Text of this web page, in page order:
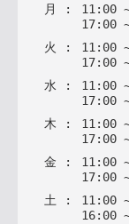
月
: 11 : 00
17: 00
火
: 11 : 00
17: 00
水 : 11 : 00
17: 00
木 : 11 : 00
17: 00
金 : 11: 00
17: 00
土 : 11: 00
16: 00